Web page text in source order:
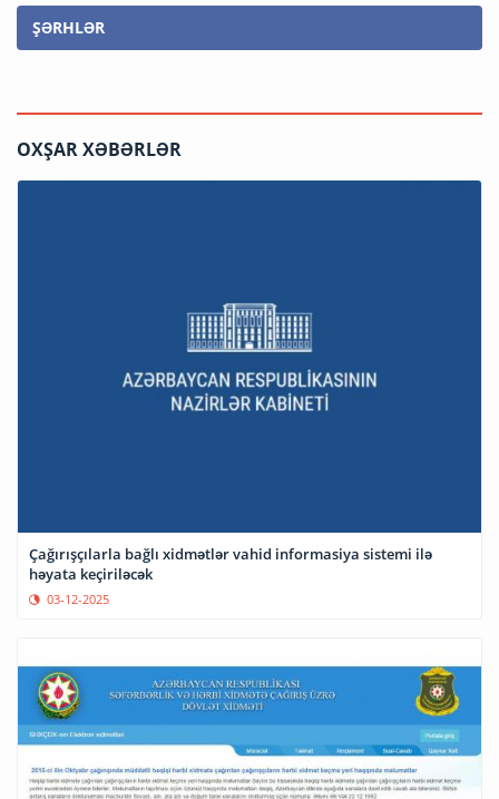
ŞƏRHLƏR
OXŞAR XƏBƏRLƏR
Çağırışçılarla bağlı xidmətlər vahid informasiya sistemi ilə
həyata keçiriləcək
03-12-2025